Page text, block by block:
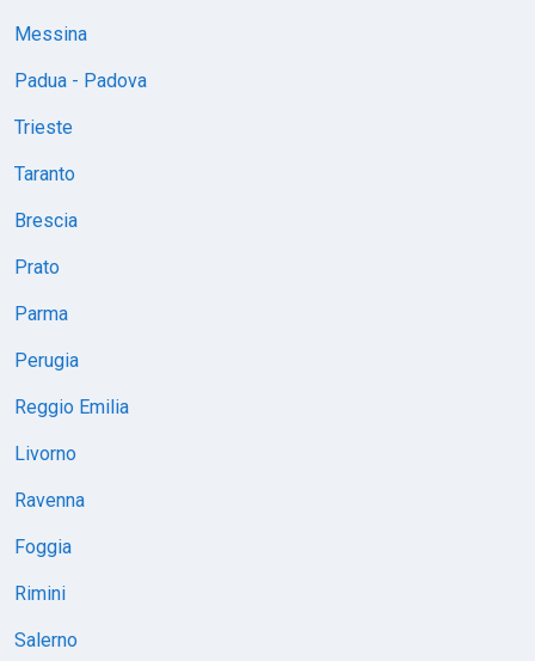
Messina
Padua - Padova
Trieste
Taranto
Brescia
Prato
Parma
Perugia
Reggio Emilia
Livorno
Ravenna
Foggia
Rimini
Salerno